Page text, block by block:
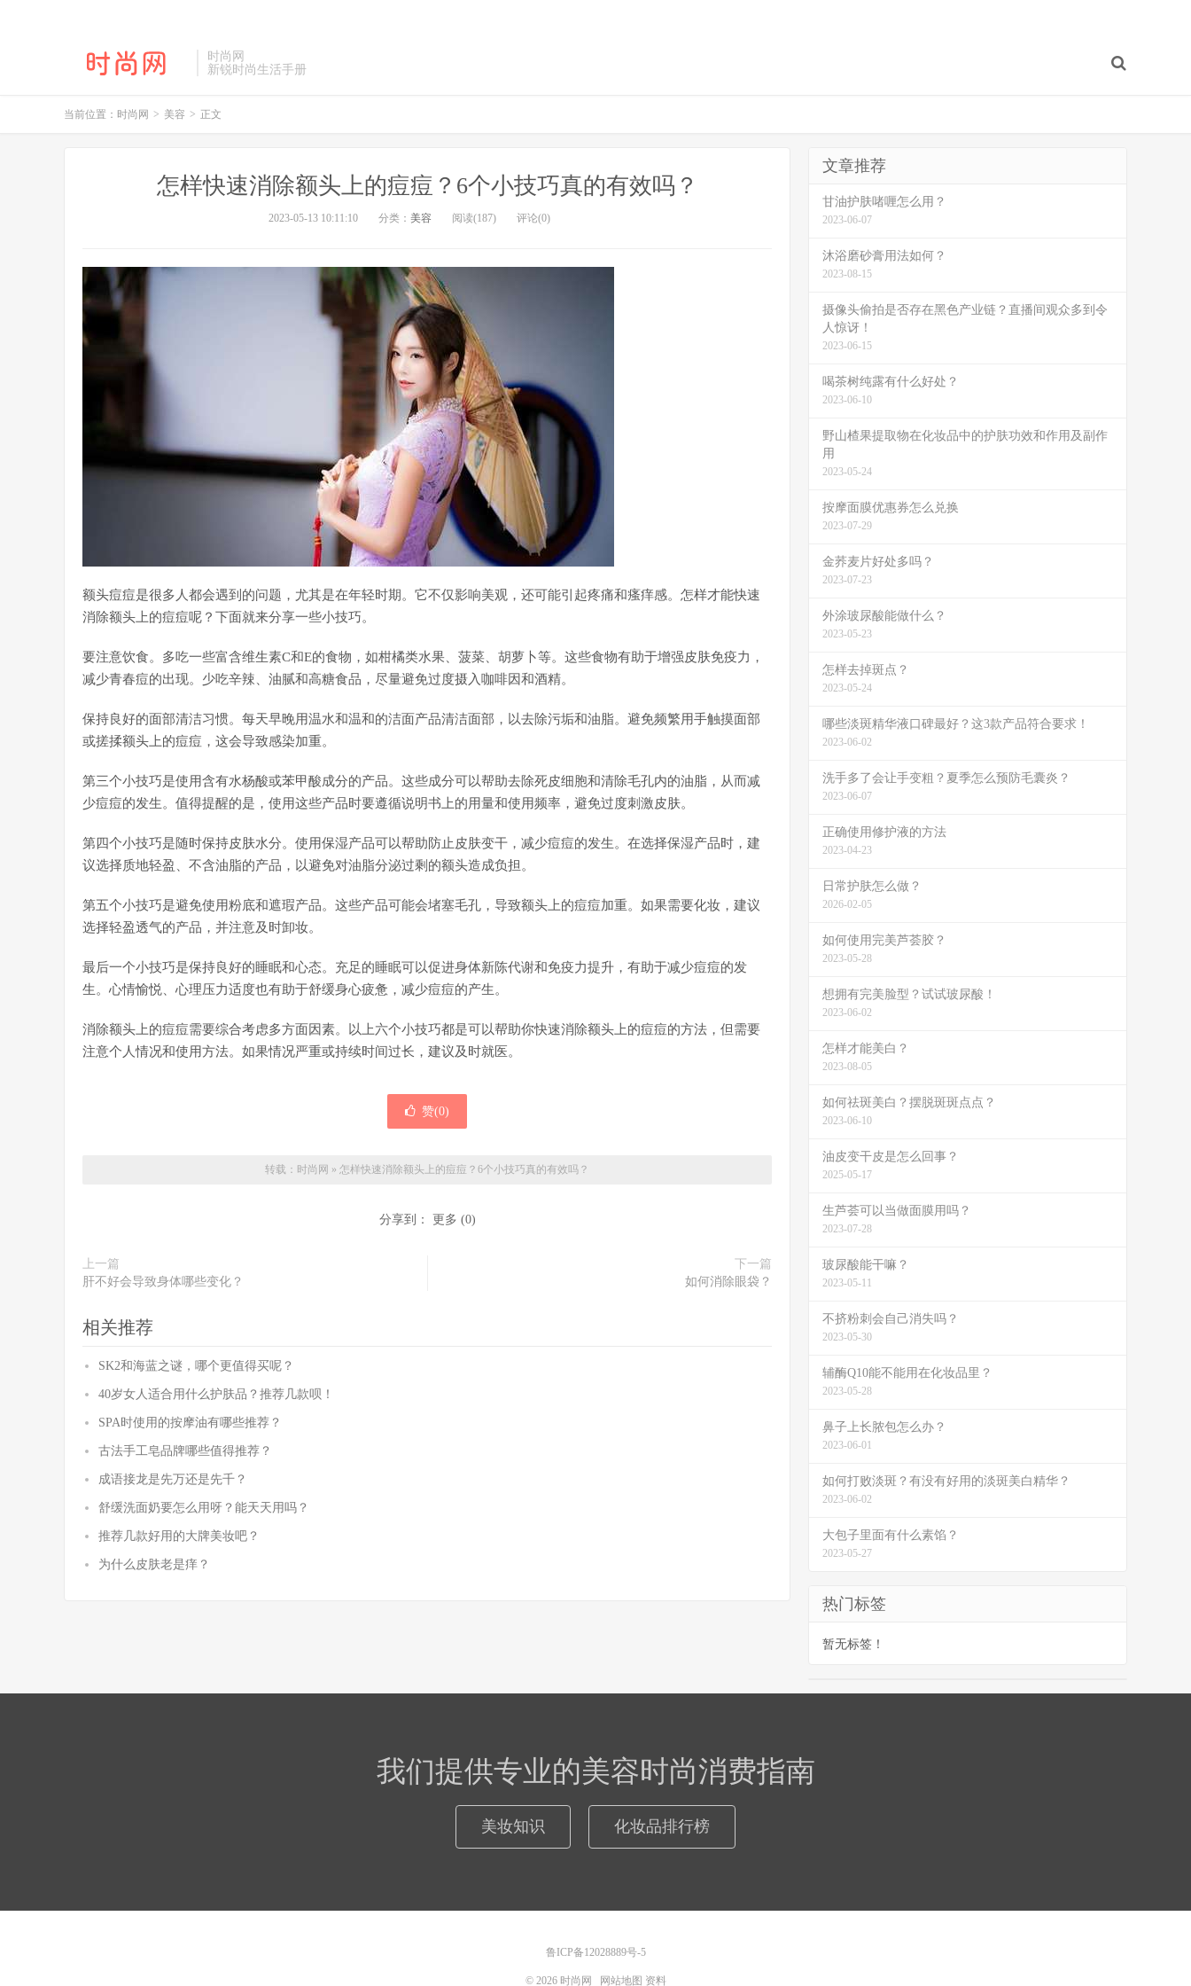
时尚网
新锐时尚生活手册
当前位置： 时尚网 > 美容 > 正文
怎样快速消除额头上的痘痘？6个小技巧真的有效吗？
2023-05-13 10:11:10 分类： 美容 阅读(187) 评论(0)
额头痘痘是很多人都会遇到的问题，尤其是在年轻时期。它不仅影响美观，还可能引起疼痛和瘙痒感。怎样才能快速
消除额头上的痘痘呢？下面就来分享一些小技巧。
要注意饮食。多吃一些富含维生素C和E的食物，如柑橘类水果、菠菜、胡萝卜等。这些食物有助于增强皮肤免疫力，
减少青春痘的出现。少吃辛辣、油腻和高糖食品，尽量避免过度摄入咖啡因和酒精。
保持良好的面部清洁习惯。每天早晚用温水和温和的洁面产品清洁面部，以去除污垢和油脂。避免频繁用手触摸面部
或搓揉额头上的痘痘，这会导致感染加重。
第三个小技巧是使用含有水杨酸或苯甲酸成分的产品。这些成分可以帮助去除死皮细胞和清除毛孔内的油脂，从而减
少痘痘的发生。值得提醒的是，使用这些产品时要遵循说明书上的用量和使用频率，避免过度刺激皮肤。
第四个小技巧是随时保持皮肤水分。使用保湿产品可以帮助防止皮肤变干，减少痘痘的发生。在选择保湿产品时，建
议选择质地轻盈、不含油脂的产品，以避免对油脂分泌过剩的额头造成负担。
第五个小技巧是避免使用粉底和遮瑕产品。这些产品可能会堵塞毛孔，导致额头上的痘痘加重。如果需要化妆，建议
选择轻盈透气的产品，并注意及时卸妆。
最后一个小技巧是保持良好的睡眠和心态。充足的睡眠可以促进身体新陈代谢和免疫力提升，有助于减少痘痘的发
生。心情愉悦、心理压力适度也有助于舒缓身心疲惫，减少痘痘的产生。
消除额头上的痘痘需要综合考虑多方面因素。以上六个小技巧都是可以帮助你快速消除额头上的痘痘的方法，但需要
注意个人情况和使用方法。如果情况严重或持续时间过长，建议及时就医。
赞(0)
转载： 时尚网 » 怎样快速消除额头上的痘痘？6个小技巧真的有效吗？
分享到： 更多 (0)
上一篇
肝不好会导致身体哪些变化？
下一篇
如何消除眼袋？
相关推荐
SK2和海蓝之谜，哪个更值得买呢？
40岁女人适合用什么护肤品？推荐几款呗！
SPA时使用的按摩油有哪些推荐？
古法手工皂品牌哪些值得推荐？
成语接龙是先万还是先千？
舒缓洗面奶要怎么用呀？能天天用吗？
推荐几款好用的大牌美妆吧？
为什么皮肤老是痒？
文章推荐
甘油护肤啫喱怎么用？
2023-06-07
沐浴磨砂膏用法如何？
2023-08-15
摄像头偷拍是否存在黑色产业链？直播间观众多到令
人惊讶！
2023-06-15
喝茶树纯露有什么好处？
2023-06-10
野山楂果提取物在化妆品中的护肤功效和作用及副作
用
2023-05-24
按摩面膜优惠券怎么兑换
2023-07-29
金荞麦片好处多吗？
2023-07-23
外涂玻尿酸能做什么？
2023-05-23
怎样去掉斑点？
2023-05-24
哪些淡斑精华液口碑最好？这3款产品符合要求！
2023-06-02
洗手多了会让手变粗？夏季怎么预防毛囊炎？
2023-06-07
正确使用修护液的方法
2023-04-23
日常护肤怎么做？
2026-02-05
如何使用完美芦荟胶？
2023-05-28
想拥有完美脸型？试试玻尿酸！
2023-06-02
怎样才能美白？
2023-08-05
如何祛斑美白？摆脱斑斑点点？
2023-06-10
油皮变干皮是怎么回事？
2025-05-17
生芦荟可以当做面膜用吗？
2023-07-28
玻尿酸能干嘛？
2023-05-11
不挤粉刺会自己消失吗？
2023-05-30
辅酶Q10能不能用在化妆品里？
2023-05-28
鼻子上长脓包怎么办？
2023-06-01
如何打败淡斑？有没有好用的淡斑美白精华？
2023-06-02
大包子里面有什么素馅？
2023-05-27
热门标签
暂无标签！
我们提供专业的美容时尚消费指南
美妆知识 化妆品排行榜
鲁ICP备12028889号-5
© 2026 时尚网 网站地图 资料